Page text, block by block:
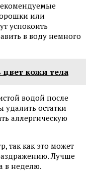
или
успокоить
в воду немного
кожи тела
водой после
остатки
аллергическую
так как это может
Лучше
в неделю.